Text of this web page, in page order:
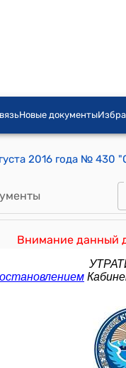
Новые документы
Внимание данный